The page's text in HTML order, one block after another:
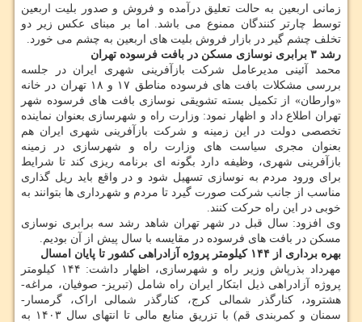
زمانی اربعین به حالت تعلیق درآمده و فروش و صدور بلیت اربعین
توسط چارتر کنندگان ممنوع می باشد. اما بر مبنای عکس زیر دو
تخلف چشم گیر در بازار فروش بلیت های اربعین به چشم می خورد.
رشد ۳ برابری نوسازی مسکن در بافت فرسوده تهران
محمد آئینی مدیرعامل شرکت بازآفرینی شهری ایران در جلسه
بررسی مشکلات بافت های فرسوده مناطق ۱۷ و ۱۸ تهران در خانه
«وارطان» از تکمیل بسته تشویقی نوسازی بافت های فرسوده شهر
تهران اطلاع داد و اظهار نمود: وزارت راه و شهرسازی بعنوان نماینده
تخصصی دولت در این زمینه و شرکت بازآفرینی شهری ایران هم
بعنوان مجری سیاست های وزارت راه و شهرسازی در زمینه
بازآفرینی شهری، وظیفه دارد بگونه ای برنامه ریزی کند تا شرایط
برای ورود مردم به نوسازی تسهیل شود و در واقع باید ریل گذاری
مناسب از جانب شرکت صورت گیرد تا مردم و شهرداری ها بتوانند به
خوبی در این راه حرکت کنند.
وی افزود: سال قبل در شهر تهران شاهد رشد سه برابری نوسازی
مسکن در بافت های فرسوده در مقایسه با سال پیش از آن بودیم.
بهره برداری از ۱۴۴ کیلومتر پروژه آزادراهی کشور تا پایان امسال
مهرداد بذرپاش وزیر راه و شهرسازی، اظهار داشت: ۱۴۴ کیلومتر
پروژه آزادراهی ذیل ابتکار ‎ایران راه شامل (تبریز- صوفیان، مراغه-
هشترود، کنارگذر شمالی کرج، کنارگذر شمالی اراک، گرمسار-
سمنان و کمربندی قم) با تزریق منابع مالی تا انتهای سال ۱۴۰۳ به